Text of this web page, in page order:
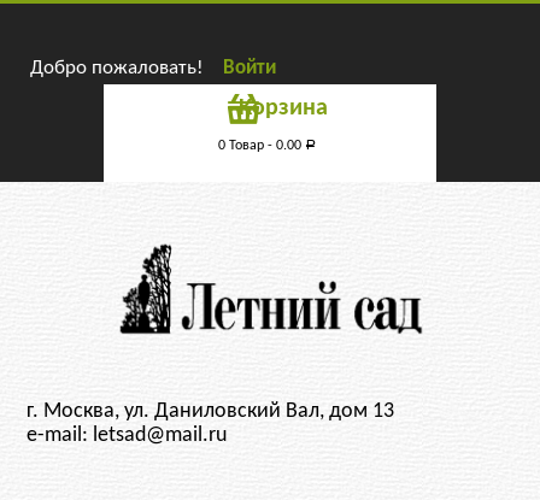
Добро пожаловать! Войти
Корзина
0 Товар - 0.00 Р
г. Москва, ул. Даниловский Вал, дом 13
e-mail: letsad@mail.ru